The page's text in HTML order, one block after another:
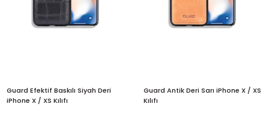
Guard Efektif Baskılı Siyah Deri
iPhone X / XS Kılıfı
Guard Antik Deri Sarı iPhone X / XS
Kılıfı